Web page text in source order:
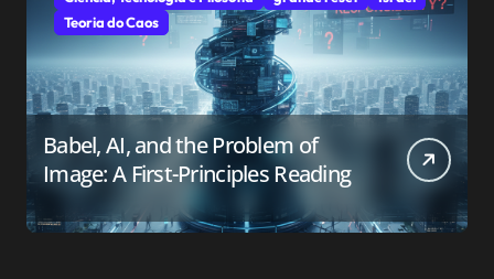
Teoria do Caos
Babel, AI, and the Problem of
Image: A First-Principles Reading